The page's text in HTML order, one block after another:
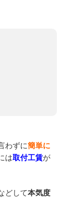
わずに簡単に
は取付工賃が
どして本気度